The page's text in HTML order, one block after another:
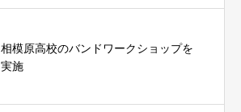
相模原高校のバンドワークショップを
実施